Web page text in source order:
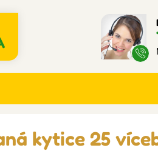
kytice 25